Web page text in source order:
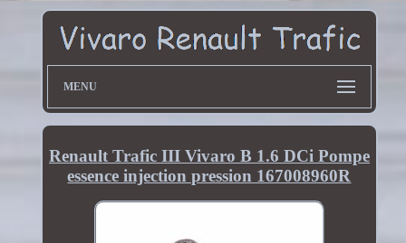
MENU
Renault Trafic III Vivaro B 1.6 DCi Pompe
essence injection pression 167008960R